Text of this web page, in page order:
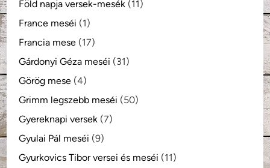
Föld napja versek-mesék (11)
France meséi (1)
Francia mese (17)
Gárdonyi Géza meséi (31)
Görög mese (4)
Grimm legszebb meséi (50)
Gyereknapi versek (7)
Gyulai Pál meséi (9)
Gyurkovics Tibor versei és meséi (11)